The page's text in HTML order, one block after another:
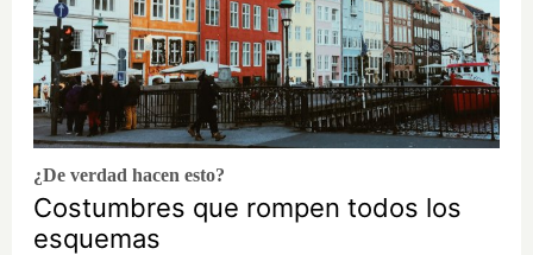
¿De verdad hacen esto?
Costumbres que rompen todos los
esquemas